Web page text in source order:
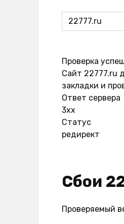
Проверка
Сайт 22777.ru
закладки и
Ответ сервера
3xx
Статус
редирект
Сбои
Проверяемый